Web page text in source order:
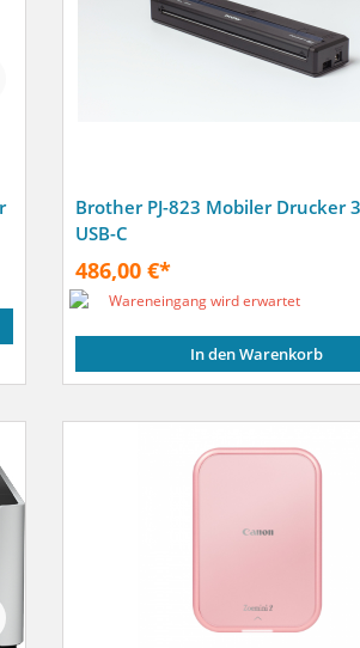
Brother PJ-823 Mobiler Drucker
USB-C
486,00 €*
Wareneingang wird erwartet
In den Warenkorb